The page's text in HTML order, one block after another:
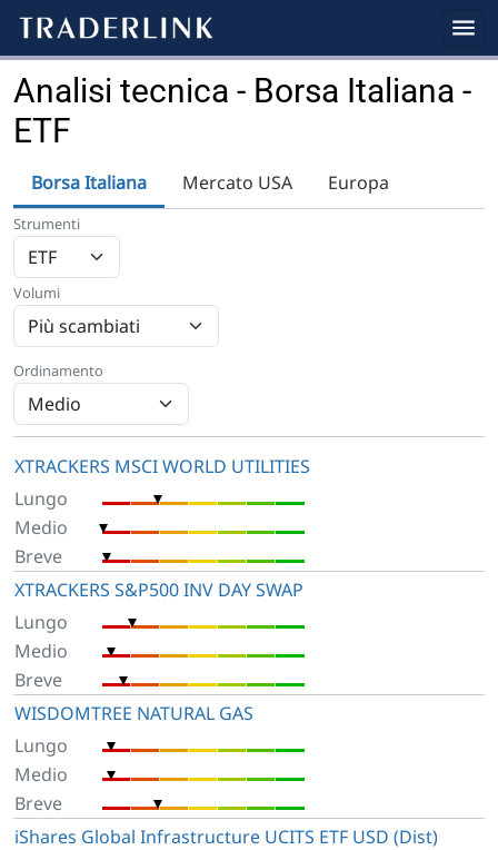
Analisi tecnica - Borsa Italiana -
ETF
Borsa Italiana Mercato USA Europa
Strumenti
Volumi
Ordinamento
XTRACKERS MSCI WORLD UTILITIES
XTRACKERS S&P500 INV DAY SWAP
WISDOMTREE NATURAL GAS
iShares Global Infrastructure UCITS ETF USD (Dist)